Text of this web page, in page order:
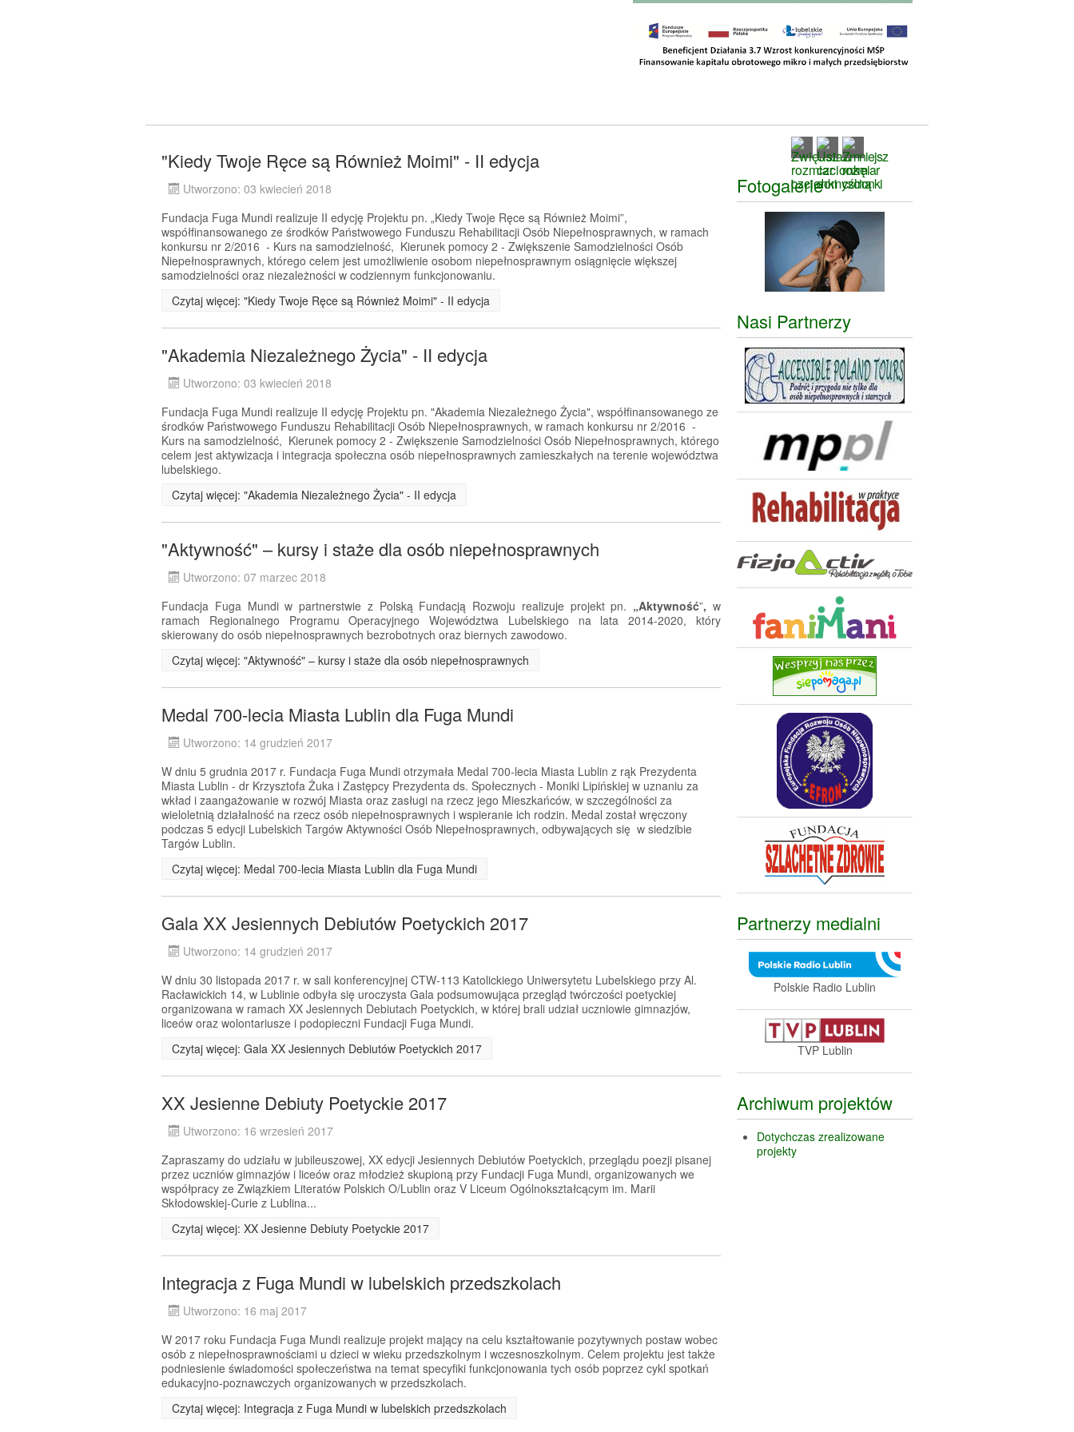
"Kiedy Twoje Ręce są Również Moimi" - II edycja
Utworzono: 03 kwiecień 2018
Fundacja Fuga Mundi realizuje II edycję Projektu pn. „Kiedy Twoje Ręce są Również Moimi”,
współfinansowanego ze środków Państwowego Funduszu Rehabilitacji Osób Niepełnosprawnych, w ramach
konkursu nr 2/2016 - Kurs na samodzielność, Kierunek pomocy 2 - Zwiększenie Samodzielności Osób
Niepełnosprawnych, którego celem jest umożliwienie osobom niepełnosprawnym osiągnięcie większej
samodzielności oraz niezależności w codziennym funkcjonowaniu.
Czytaj więcej: "Kiedy Twoje Ręce są Również Moimi" - II edycja
"Akademia Niezależnego Życia" - II edycja
Utworzono: 03 kwiecień 2018
Fundacja Fuga Mundi realizuje II edycję Projektu pn. "Akademia Niezależnego Życia", współfinansowanego ze
środków Państwowego Funduszu Rehabilitacji Osób Niepełnosprawnych, w ramach konkursu nr 2/2016 -
Kurs na samodzielność, Kierunek pomocy 2 - Zwiększenie Samodzielności Osób Niepełnosprawnych, którego
celem jest aktywizacja i integracja społeczna osób niepełnosprawnych zamieszkałych na terenie województwa
lubelskiego.
Czytaj więcej: "Akademia Niezależnego Życia" - II edycja
"Aktywność" – kursy i staże dla osób niepełnosprawnych
Utworzono: 07 marzec 2018
Fundacja Fuga Mundi w partnerstwie z Polską Fundacją Rozwoju realizuje projekt pn. „Aktywność”, w
ramach Regionalnego Programu Operacyjnego Województwa Lubelskiego na lata 2014-2020, który
skierowany do osób niepełnosprawnych bezrobotnych oraz biernych zawodowo.
Czytaj więcej: "Aktywność" – kursy i staże dla osób niepełnosprawnych
Medal 700-lecia Miasta Lublin dla Fuga Mundi
Utworzono: 14 grudzień 2017
W dniu 5 grudnia 2017 r. Fundacja Fuga Mundi otrzymała Medal 700-lecia Miasta Lublin z rąk Prezydenta
Miasta Lublin - dr Krzysztofa Żuka i Zastępcy Prezydenta ds. Społecznych - Moniki Lipińskiej w uznaniu za
wkład i zaangażowanie w rozwój Miasta oraz zasługi na rzecz jego Mieszkańców, w szczególności za
wieloletnią działalność na rzecz osób niepełnosprawnych i wspieranie ich rodzin. Medal został wręczony
podczas 5 edycji Lubelskich Targów Aktywności Osób Niepełnosprawnych, odbywających się w siedzibie
Targów Lublin.
Czytaj więcej: Medal 700-lecia Miasta Lublin dla Fuga Mundi
Gala XX Jesiennych Debiutów Poetyckich 2017
Utworzono: 14 grudzień 2017
W dniu 30 listopada 2017 r. w sali konferencyjnej CTW-113 Katolickiego Uniwersytetu Lubelskiego przy Al.
Racławickich 14, w Lublinie odbyła się uroczysta Gala podsumowująca przegląd twórczości poetyckiej
organizowana w ramach XX Jesiennych Debiutach Poetyckich, w której brali udział uczniowie gimnazjów,
liceów oraz wolontariusze i podopieczni Fundacji Fuga Mundi.
Czytaj więcej: Gala XX Jesiennych Debiutów Poetyckich 2017
XX Jesienne Debiuty Poetyckie 2017
Utworzono: 16 wrzesień 2017
Zapraszamy do udziału w jubileuszowej, XX edycji Jesiennych Debiutów Poetyckich, przeglądu poezji pisanej
przez uczniów gimnazjów i liceów oraz młodzież skupioną przy Fundacji Fuga Mundi, organizowanych we
współpracy ze Związkiem Literatów Polskich O/Lublin oraz V Liceum Ogólnokształcącym im. Marii
Skłodowskiej-Curie z Lublina...
Czytaj więcej: XX Jesienne Debiuty Poetyckie 2017
Integracja z Fuga Mundi w lubelskich przedszkolach
Utworzono: 16 maj 2017
W 2017 roku Fundacja Fuga Mundi realizuje projekt mający na celu kształtowanie pozytywnych postaw wobec
osób z niepełnosprawnościami u dzieci w wieku przedszkolnym i wczesnoszkolnym. Celem projektu jest także
podniesienie świadomości społeczeństwa na temat specyfiki funkcjonowania tych osób poprzez cykl spotkań
edukacyjno-poznawczych organizowanych w przedszkolach.
Czytaj więcej: Integracja z Fuga Mundi w lubelskich przedszkolach
Fotogalerie
Nasi Partnerzy
Partnerzy medialni
Polskie Radio Lublin
TVP Lublin
Archiwum projektów
Dotychczas zrealizowane
projekty